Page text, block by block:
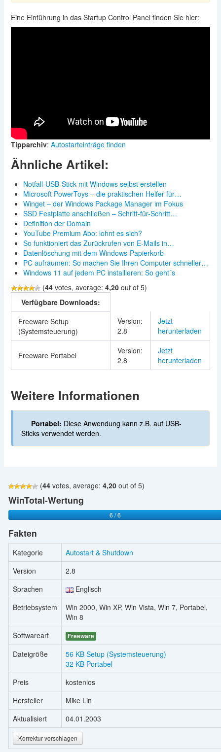
Eine Einführung in das Startup Control Panel finden Sie hier:
Tipparchiv: Autostarteinträge finden
Ähnliche Artikel:
Notfall-USB-Stick mit Windows selbst erstellen
Microsoft PowerToys – die praktischen Helfer für…
Winget – der Windows Package Manager im Fokus
SSD Festplatte anschließen – Schritt-für-Schritt…
Definition der Domain
YouTube Premium Abo: lohnt es sich?
So funktioniert das Zurückrufen von E‑Mails in…
Datenlöschung mit dem Windows-Papierkorb
PC aufräumen: So machen Sie Ihren Computer schneller…
Windows 11 auf jedem PC installieren: So geht´s
(44votes, average: 4,20out of 5)
Verfügbare Downloads:
Freeware Setup
(Systemsteuerung)
Version:
2.8
Jetzt
herunterladen
Freeware Portabel
Version:
2.8
Jetzt
herunterladen
Weitere Informationen
Portabel: Diese Anwendung kann z.B. auf USB-
Sticks verwendet werden.
(44votes, average: 4,20out of 5)
WinTotal-Wertung
6 / 6
Fakten
Kategorie
Autostart & Shutdown
Version
2.8
Sprachen
Englisch
Betriebsystem
Win 2000, Win XP, Win Vista, Win 7, Portabel,
Win 8
Softwareart
Freeware
Dateigröße
56 KB Setup (Systemsteuerung)
32 KB Portabel
Preis
kostenlos
Hersteller
Mike Lin
Aktualisiert
04.01.2003
Korrektur vorschlagen